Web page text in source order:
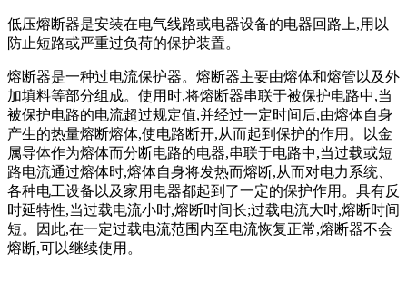
低压熔断器是安装在电气线路或电器设备的电器回路上,用以
防止短路或严重过负荷的保护装置。
熔断器是一种过电流保护器。熔断器主要由熔体和熔管以及外
加填料等部分组成。使用时,将熔断器串联于被保护电路中,当
被保护电路的电流超过规定值,并经过一定时间后,由熔体自身
产生的热量熔断熔体,使电路断开,从而起到保护的作用。以金
属导体作为熔体而分断电路的电器,串联于电路中,当过载或短
路电流通过熔体时,熔体自身将发热而熔断,从而对电力系统、
各种电工设备以及家用电器都起到了一定的保护作用。具有反
时延特性,当过载电流小时,熔断时间长;过载电流大时,熔断时间
短。因此,在一定过载电流范围内至电流恢复正常,熔断器不会
熔断,可以继续使用。